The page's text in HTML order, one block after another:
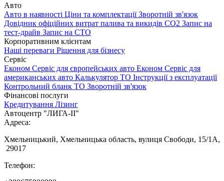
Авто
Авто в наявності Ціни та комплектаціїЗворотній зв'язок
Довідник офіційних витрат палива та викидів СО2 Запис на
тест-драйв Запис на СТО
Корпоративним клієнтам
Наші переваги Рішення для бізнесу
Сервіс
Економ Сервіс для європейських авто Економ Сервіс для
американських авто Калькулятор ТО Інструкції з експлуатації
Контрольний бланк ТО Зворотній зв'язок
Фінансові послуги
Кредитування Лізинг
Автоцентр "ЛИГА-ІІ"
Адреса:
Хмельницький, Хмельницька область, вулиця Свободи, 15/1А,
29017
Телефон: